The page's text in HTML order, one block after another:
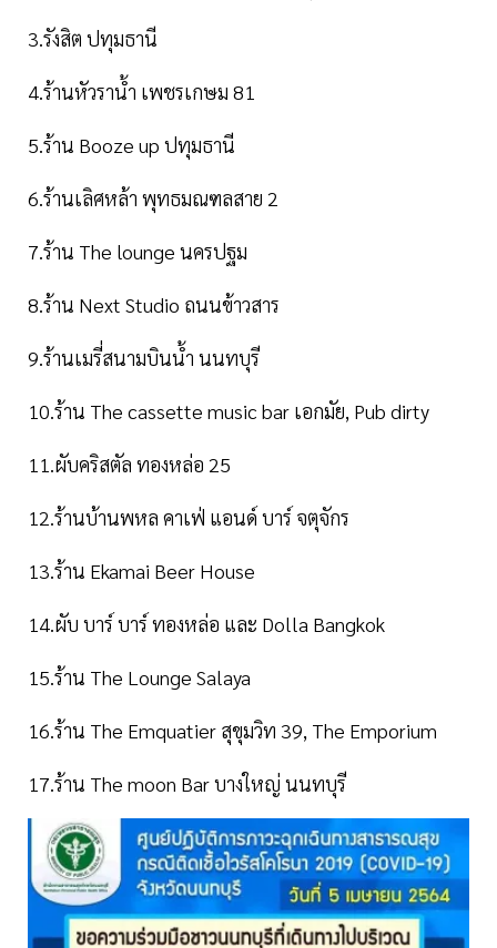
3.รังสิต ปทุมธานี
4.ร้านหัวราน้ำ เพชรเกษม 81
5.ร้าน Booze up ปทุมธานี
6.ร้านเลิศหล้า พุทธมณฑลสาย 2
7.ร้าน The lounge นครปฐม
8.ร้าน Next Studio ถนนข้าวสาร
9.ร้านเมรี่สนามบินน้ำ นนทบุรี
10.ร้าน The cassette music bar เอกมัย, Pub dirty
11.ผับคริสตัล ทองหล่อ 25
12.ร้านบ้านพหล คาเฟ่ แอนด์ บาร์ จตุจักร
13.ร้าน Ekamai Beer House
14.ผับ บาร์ บาร์ ทองหล่อ และ Dolla Bangkok
15.ร้าน The Lounge Salaya
16.ร้าน The Emquatier สุขุมวิท 39, The Emporium
17.ร้าน The moon Bar บางใหญ่ นนทบุรี